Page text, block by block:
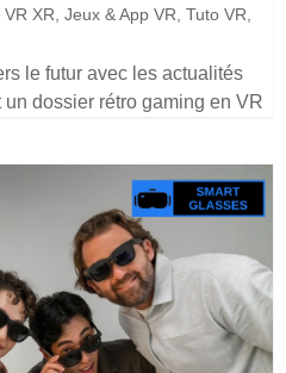
XR ,Jeux & App VR ,Tuto VR
le futur avec les actualités
dossier rétro gaming en VR